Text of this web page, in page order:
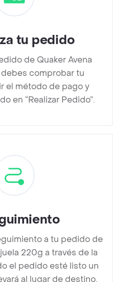
tu pedido
de Quaker Avena
comprobar tu
el método de pago y
en “Realizar Pedido”.
a tu pedido de
220g a través de la
el pedido esté listo un
al lugar de destino.